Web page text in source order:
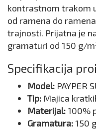
kontrastnom trakom
od ramena do
trajnosti. Prijatna je
gramaturi od 150 g/
Specifikacija
Model: PAYPER
Tip: Majica
Materijal: 100%
Gramatura: 150